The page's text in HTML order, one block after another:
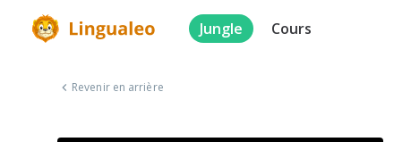
Jungle Cours
Revenir en arrière